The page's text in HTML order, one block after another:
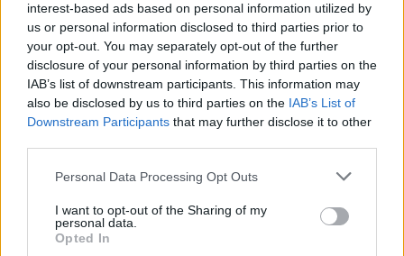
interest-based ads based on personal information utilized by
us or personal information disclosed to third parties prior to
your opt-out. You may separately opt-out of the further
disclosure of your personal information by third parties on the
IAB’s list of downstream participants. This information may
also be disclosed by us to third parties on the IAB’s List of
Downstream Participants that may further disclose it to other
Please note that this website/app uses one or more Google
not limited to your visit or usage behaviour. You may click to
grant or deny consent to Google and its third-party tags to
use your data for below specified purposes in below Google
Personal Data Processing Opt Outs
I want to opt-out of the Sharing of my
personal data.
Opted In
εταιρείας εκτιμούν ότι οι πωλήσεις θα αυξηθούν
κατά +10%,λόγω του Euro που επηρεάζει
πάντα θετικά τον κλάδο της τηλεόρασης αλλά